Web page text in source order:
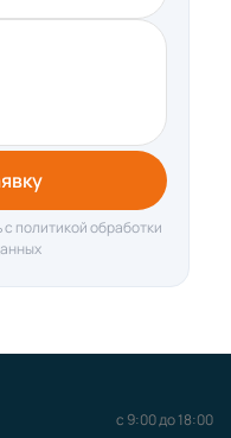
политикой обработки
с 9:00 до 18:00